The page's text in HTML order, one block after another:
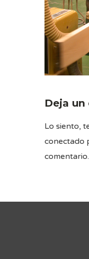
Deja
Lo siento,
conectado
comentario.